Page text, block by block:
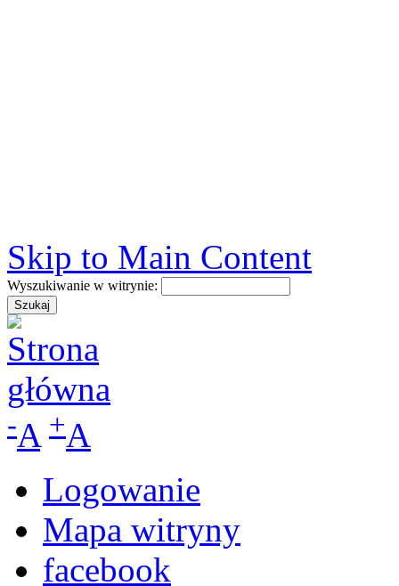
Skip to Main Content
Wyszukiwanie w witrynie:
-A +A
Logowanie
Mapa witryny
facebook